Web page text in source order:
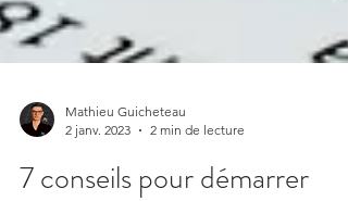
2 janv. 2023
2 min de lecture